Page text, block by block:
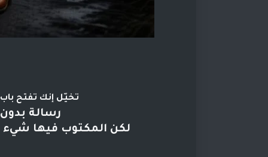
تخيّل إنك تفتح
رسالة
لكن المكتوب فيها